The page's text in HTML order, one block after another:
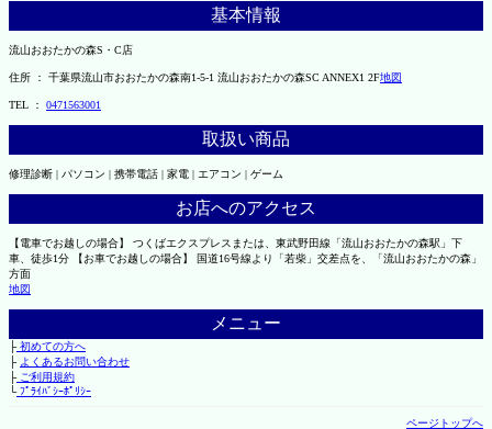
基本情報
流山おおたかの森S・C店
住所 ： 千葉県流山市おおたかの森南1-5-1 流山おおたかの森SC ANNEX1 2F地図
TEL ： 0471563001
取扱い商品
修理診断 | パソコン | 携帯電話 | 家電 | エアコン | ゲーム
お店へのアクセス
【電車でお越しの場合】 つくばエクスプレスまたは、東武野田線「流山おおたかの森駅」下
車、徒歩1分 【お車でお越しの場合】 国道16号線より「若柴」交差点を、「流山おおたかの森」
方面
地図
メニュー
├初めての方へ
├ よくあるお問い合わせ
├ご利用規約
└ﾌﾟﾗｲﾊﾞｼｰﾎﾟﾘｼｰ
ページトップへ